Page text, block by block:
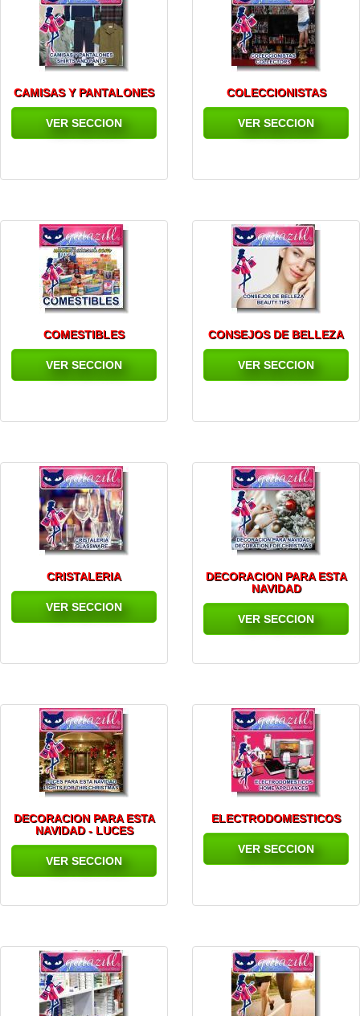
CAMISAS Y PANTALONES
VER SECCION
COLECCIONISTAS
VER SECCION
COMESTIBLES
VER SECCION
CONSEJOS DE BELLEZA
VER SECCION
CRISTALERIA
VER SECCION
DECORACION PARA ESTA
NAVIDAD
VER SECCION
DECORACION PARA ESTA
NAVIDAD - LUCES
VER SECCION
ELECTRODOMESTICOS
VER SECCION